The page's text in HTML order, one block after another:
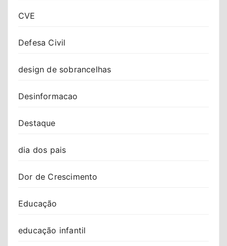
CVE
Defesa Civil
design de sobrancelhas
Desinformacao
Destaque
dia dos pais
Dor de Crescimento
Educação
educação infantil